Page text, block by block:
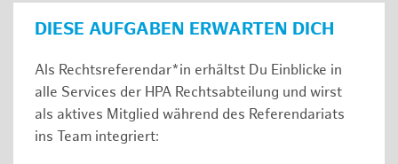
DIESE AUFGABEN ERWARTEN DICH
Als Rechtsreferendar*in erhältst Du Einblicke in
alle Services der HPA Rechtsabteilung und wirst
als aktives Mitglied während des Referendariats
ins Team integriert: